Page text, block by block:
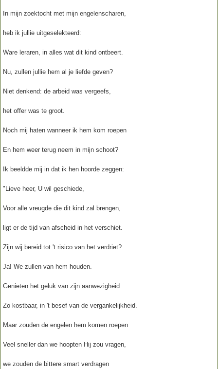
In mijn zoektocht met mijn engelenscharen,
heb ik jullie uitgeselekteerd:
Ware leraren, in alles wat dit kind ontbeert.
Nu, zullen jullie hem al je liefde geven?
Niet denkend: de arbeid was vergeefs,
het offer was te groot.
Noch mij haten wanneer ik hem kom roepen
En hem weer terug neem in mijn schoot?
Ik beeldde mij in dat ik hen hoorde zeggen:
"Lieve heer, U wil geschiede,
Voor alle vreugde die dit kind zal brengen,
ligt er de tijd van afscheid in het verschiet.
Zijn wij bereid tot 't risico van het verdriet?
Ja! We zullen van hem houden.
Genieten het geluk van zijn aanwezigheid
Zo kostbaar, in 't besef van de vergankelijkheid.
Maar zouden de engelen hem komen roepen
Veel sneller dan we hoopten Hij zou vragen,
we zouden de bittere smart verdragen